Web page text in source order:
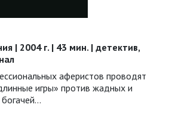
| 2004 г. | 43 мин. | детектив,
аферистов проводят
игры» против жадных и